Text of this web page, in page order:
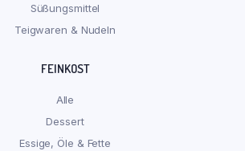
Süßungsmittel
Teigwaren & Nudeln
FEINKOST
Alle
Dessert
Essige, Öle & Fette